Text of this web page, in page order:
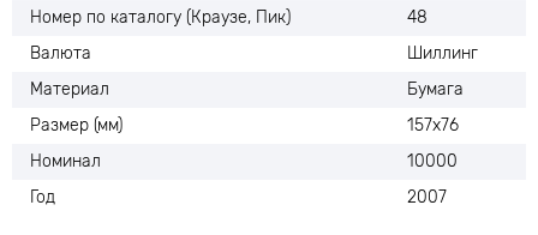
Номер по каталогу (Краузе, Пик)
48
Валюта
Шиллинг
Материал
Бумага
Размер (мм)
157х76
Номинал
10000
Год
2007